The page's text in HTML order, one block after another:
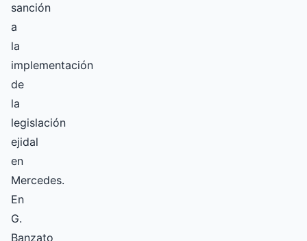
sanción
a
la
implementación
de
la
legislación
ejidal
en
Mercedes.
En
G.
Banzato